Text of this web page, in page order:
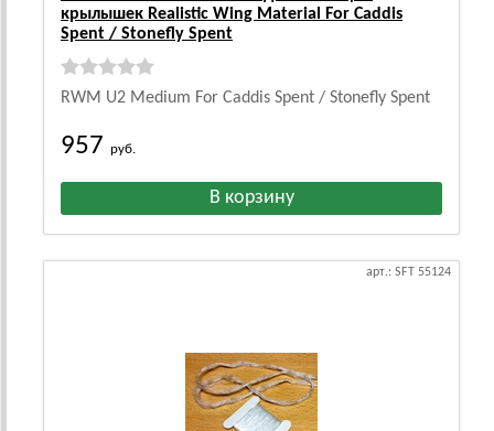
крылышек Realistic Wing Material For Caddis
Spent / Stonefly Spent
RWM U2 Medium For Caddis Spent / Stonefly Spent
957 руб.
арт.: SFT 55124